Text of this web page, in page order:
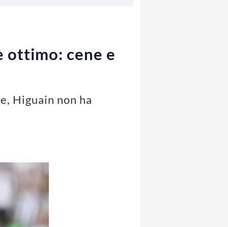
ottimo: cene e
Higuain non ha